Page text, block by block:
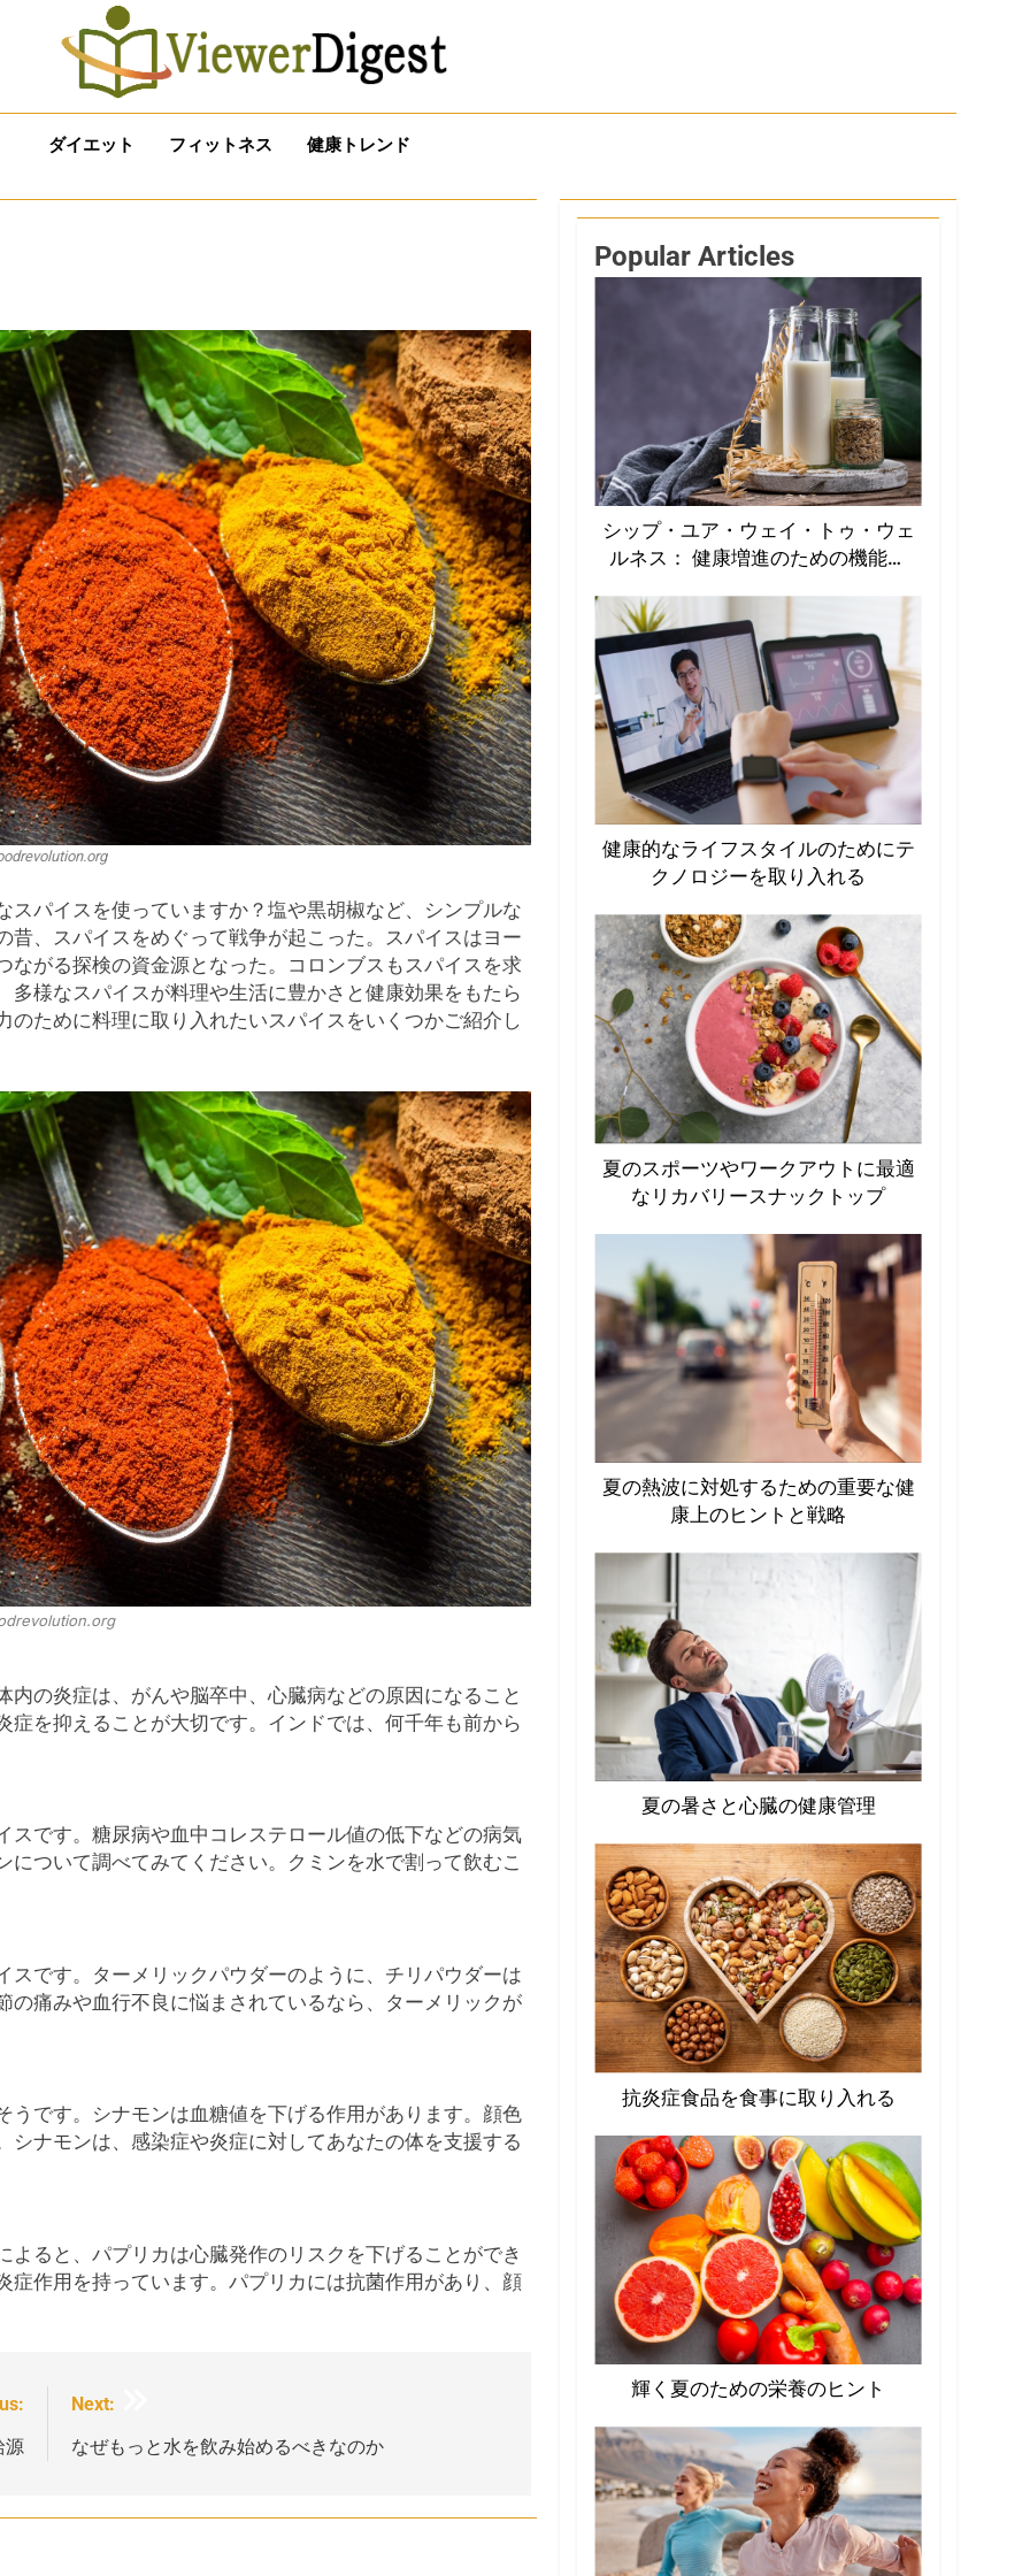
ダイエット フィットネス 健康トレンド
パイスを使っていますか？塩や黒胡椒など、シンプルな
、スパイスをめぐって戦争が起こった。スパイスはヨー
がる探検の資金源となった。コロンブスもスパイスを求
様なスパイスが料理や生活に豊かさと健康効果をもたら
ために料理に取り入れたいスパイスをいくつかご紹介し
の炎症は、がんや脳卒中、心臓病などの原因になること
を抑えることが大切です。インドでは、何千年も前から
です。糖尿病や血中コレステロール値の低下などの病気
ついて調べてみてください。クミンを水で割って飲むこ
です。ターメリックパウダーのように、チリパウダーは
痛みや血行不良に悩まされているなら、ターメリックが
です。シナモンは血糖値を下げる作用があります。顔色
ナモンは、感染症や炎症に対してあなたの体を支援する
ると、パプリカは心臓発作のリスクを下げることができ
作用を持っています。パプリカには抗菌作用があり、顔
源
Next:
なぜもっと水を飲み始めるべきなのか
Popular Articles
シップ・ユア・ウェイ・トゥ・ウェ
ルネス： 健康増進のための機能性
健康的なライフスタイルのためにテ
クノロジーを取り入れる
夏のスポーツやワークアウトに最適
なリカバリースナックトップ
夏の熱波に対処するための重要な健
康上のヒントと戦略
夏の暑さと心臓の健康管理
抗炎症食品を食事に取り入れる
輝く夏のための栄養のヒント